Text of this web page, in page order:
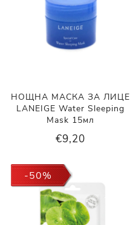
НОЩНА МАСКА ЗА ЛИЦЕ
LANEIGE Water Sleeping
Mask 15мл
€9,20
-50%